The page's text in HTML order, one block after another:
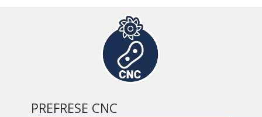
PREFRESE CNC